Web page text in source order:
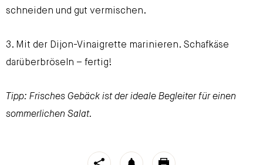
https://stroeck.at/neuigkeiten/sommersalat/
schneiden und gut vermischen.
3. Mit der Dijon-Vinaigrette marinieren. Schafkäse
darüberbröseln – fertig!
Tipp: Frisches Gebäck ist der ideale Begleiter für einen
sommerlichen Salat.